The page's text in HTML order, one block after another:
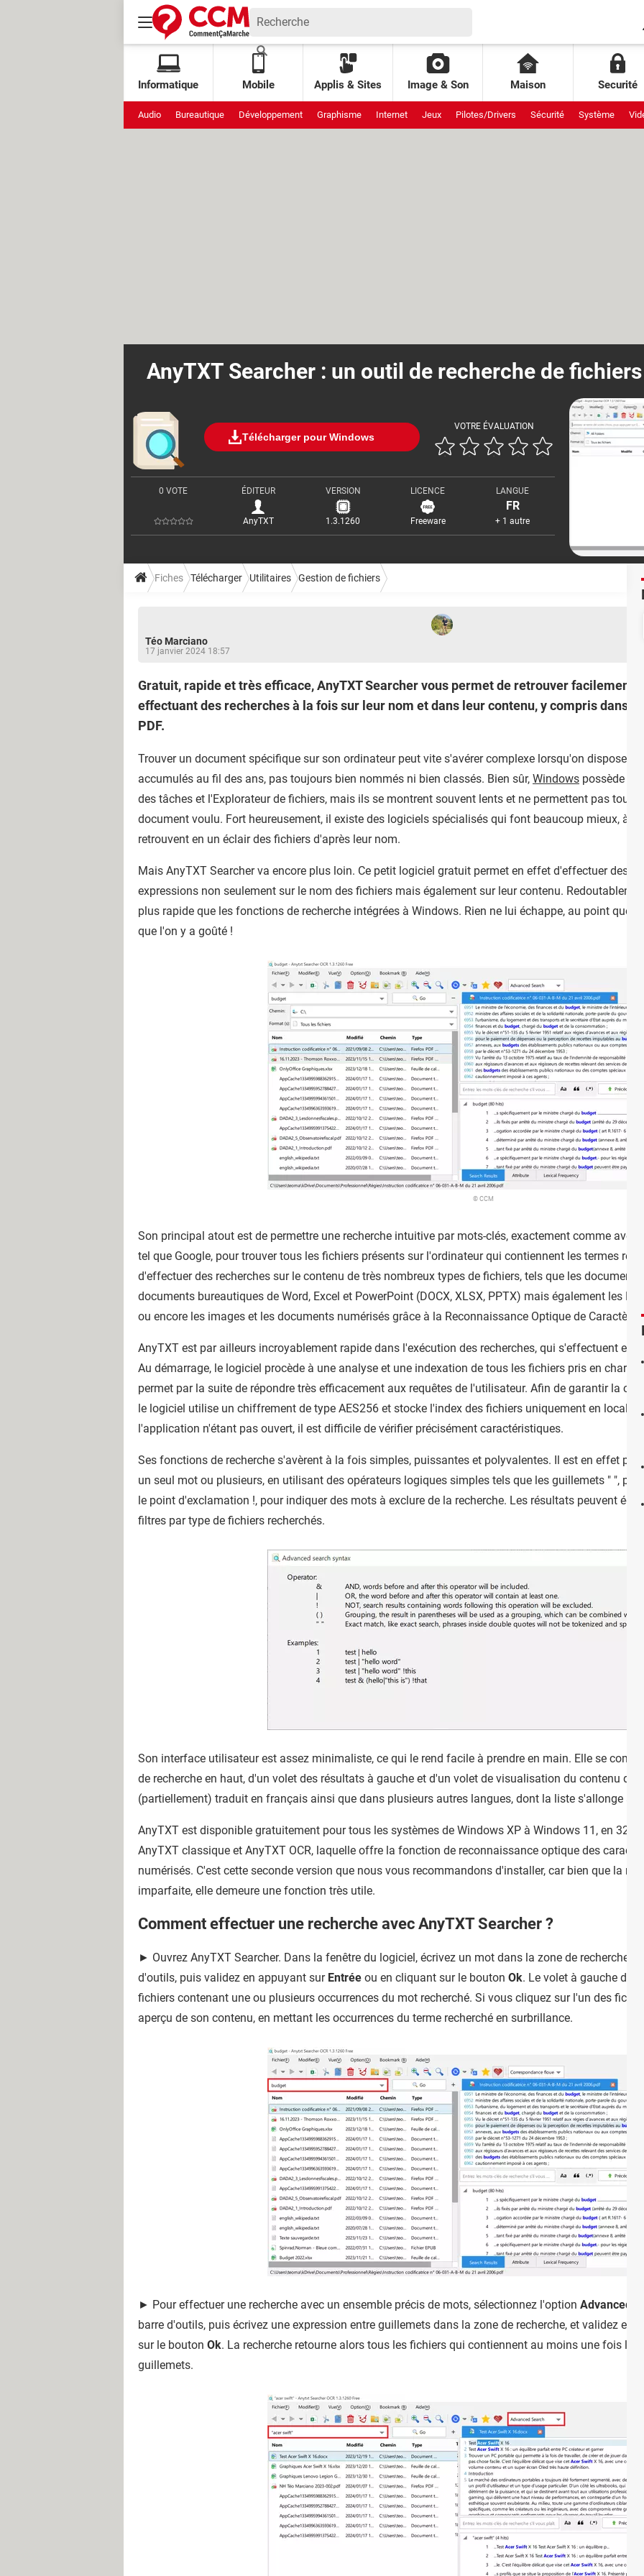
Informatique Mobile Applis & Sites Image & Son Maison Securité
Audio Bureautique Développement Graphisme Internet Jeux Pilotes/Drivers Sécurité Système
AnyTXT Searcher : un outil de recherche de
Télécharger pour Windows
VOTRE ÉVALUATION
0 VOTE ÉDITEUR
AnyTXT
VERSION
1.3.1260
LICENCE
Freeware
LANGUE
FR
+ 1 autre
Fiches Télécharger Utilitaires Gestion de fichiers
Téo Marciano
17 janvier 2024 18:57
Gratuit, rapide et très efficace, AnyTXT Searcher vous permet de retrouver facilement
effectuant des recherches à la fois sur leur nom et dans leur contenu, y compris dans
PDF.
Trouver un document spécifique sur son ordinateur peut vite s'avérer complexe lorsqu'on dispose
accumulés au fil des ans, pas toujours bien nommés ni bien classés. Bien sûr, Windows possède
des tâches et l'Explorateur de fichiers, mais ils se montrent souvent lents et ne permettent pas
document voulu. Fort heureusement, il existe des logiciels spécialisés qui font beaucoup mieux, à
retrouvent en un éclair des fichiers d'après leur nom.
Mais AnyTXT Searcher va encore plus loin. Ce petit logiciel gratuit permet en effet d'effectuer des
expressions non seulement sur le nom des fichiers mais également sur leur contenu.
plus rapide que les fonctions de recherche intégrées à Windows. Rien ne lui échappe, au point que
que l'on y a goûté !
© CCM
Son principal atout est de permettre une recherche intuitive par mots-clés, exactement comme avec
tel que Google, pour trouver tous les fichiers présents sur l'ordinateur qui contiennent les termes
d'effectuer des recherches sur le contenu de très nombreux types de fichiers, tels que les documents
documents bureautiques de Word, Excel et PowerPoint (DOCX, XLSX, PPTX) mais également les
ou encore les images et les documents numérisés grâce à la Reconnaissance Optique de Caractères
AnyTXT est par ailleurs incroyablement rapide dans l'exécution des recherches, qui s'effectuent en
Au démarrage, le logiciel procède à une analyse et une indexation de tous les fichiers pris en
permet par la suite de répondre très efficacement aux requêtes de l'utilisateur. Afin de garantir la
le logiciel utilise un chiffrement de type AES256 et stocke l'index des fichiers uniquement en local.
l'application n'étant pas ouvert, il est difficile de vérifier précisément caractéristiques.
Ses fonctions de recherche s'avèrent à la fois simples, puissantes et polyvalentes. Il est en effet
un seul mot ou plusieurs, en utilisant des opérateurs logiques simples tels que les guillemets " ",
le point d'exclamation !, pour indiquer des mots à exclure de la recherche. Les résultats peuvent
filtres par type de fichiers recherchés.
Son interface utilisateur est assez minimaliste, ce qui le rend facile à prendre en main. Elle se
de recherche en haut, d'un volet des résultats à gauche et d'un volet de visualisation du contenu des
(partiellement) traduit en français ainsi que dans plusieurs autres langues, dont la liste s'allonge au
AnyTXT est disponible gratuitement pour tous les systèmes de Windows XP à Windows 11, en 32 et
AnyTXT classique et AnyTXT OCR, laquelle offre la fonction de reconnaissance optique des
numérisés. C'est cette seconde version que nous vous recommandons d'installer, car bien que la
imparfaite, elle demeure une fonction très utile.
Comment effectuer une recherche avec AnyTXT Searcher ?
► Ouvrez AnyTXT Searcher. Dans la fenêtre du logiciel, écrivez un mot dans la zone de recherche
d'outils, puis validez en appuyant sur Entrée ou en cliquant sur le bouton Ok. Le volet à gauche de
fichiers contenant une ou plusieurs occurrences du mot recherché. Si vous cliquez sur l'un des
aperçu de son contenu, en mettant les occurrences du terme recherché en surbrillance.
► Pour effectuer une recherche avec un ensemble précis de mots, sélectionnez l'option Advanced
barre d'outils, puis écrivez une expression entre guillemets dans la zone de recherche, et validez en
sur le bouton Ok. La recherche retourne alors tous les fichiers qui contiennent au moins une fois
guillemets.